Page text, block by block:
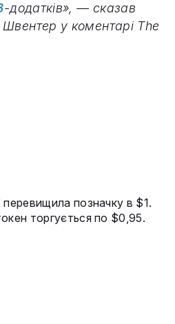
-додатків», — сказав
Швентер у коментарі The
перевищила позначку в $1.
торгується по $0,95.